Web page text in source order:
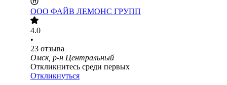
ООО ФАЙВ ЛЕМОНС ГРУПП
4.0
•
23 отзыва
Омск, р-н Центральный
Откликнитесь среди первых
Откликнуться